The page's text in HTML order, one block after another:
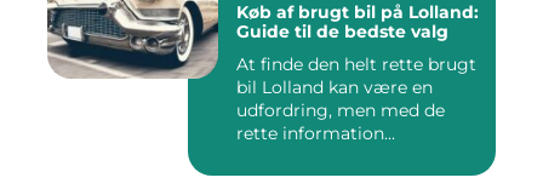
Køb af brugt bil på Lolland:
Guide til de bedste valg
At finde den helt rette brugt
bil Lolland kan være en
udfordring, men med de
rette information...